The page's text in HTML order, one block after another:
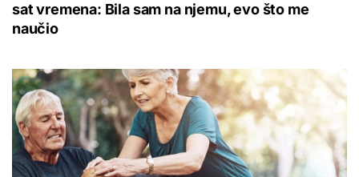
sat vremena: Bila sam na njemu, evo što me
naučio